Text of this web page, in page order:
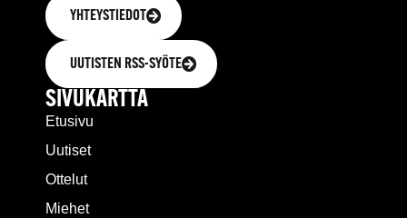
YHTEYSTIEDOT
UUTISTEN RSS-SYÖTE
SIVUKARTTA
Etusivu
Uutiset
Ottelut
Miehet